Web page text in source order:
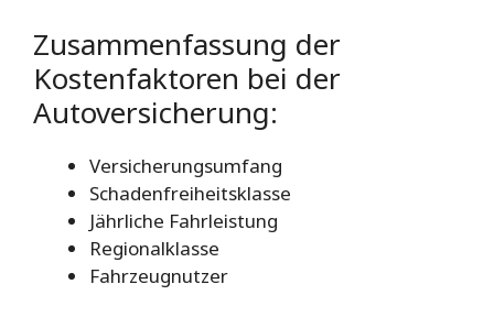
Zusammenfassung der
Kostenfaktoren bei der
Autoversicherung:
Versicherungsumfang
Schadenfreiheitsklasse
Jährliche Fahrleistung
Regionalklasse
Fahrzeugnutzer